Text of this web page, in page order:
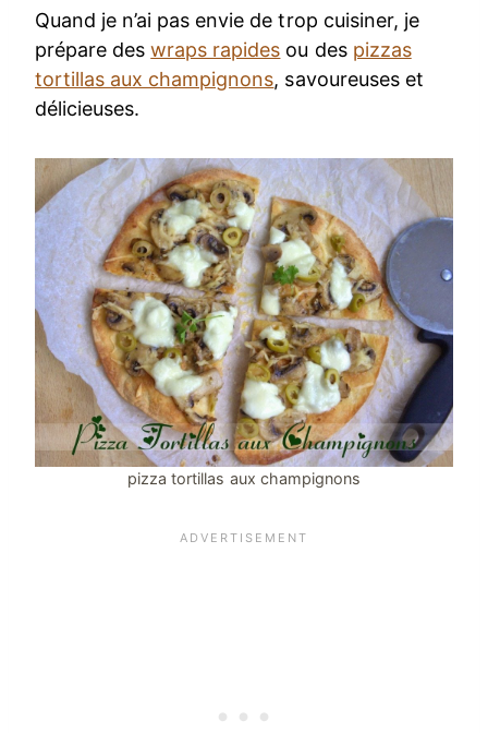
Quand je n’ai pas envie de trop cuisiner, je
prépare deswraps rapides ou des pizzas
tortillas aux champignons, savoureuses et
délicieuses.
pizza tortillas aux champignons